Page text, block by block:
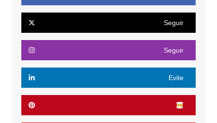
Seguir
Seguir
Evite